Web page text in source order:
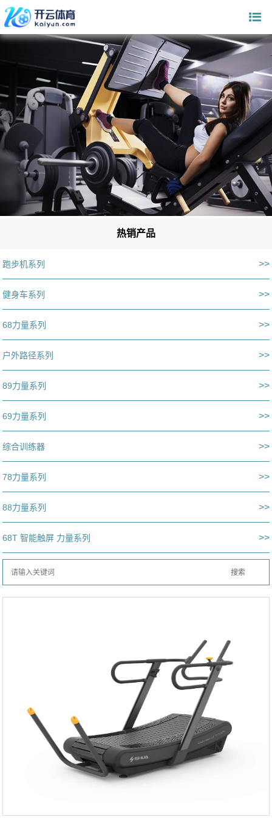
热销产品
跑步机系列 >>
健身车系列 >>
68力量系列 >>
户外路径系列 >>
89力量系列 >>
69力量系列 >>
综合训练器 >>
78力量系列 >>
88力量系列 >>
68T 智能触屏 力量系列 >>